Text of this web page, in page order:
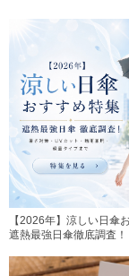
【2026年】涼しい日傘
遮熱最強日傘徹底調査！